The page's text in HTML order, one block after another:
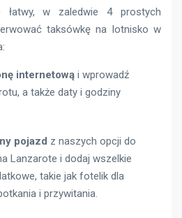
łatwy, w zaledwie 4 prostych
taksówkę na lotnisko w
internetową i wprowadź
a także daty i godziny
pojazd z naszych opcji do
Lanzarote i dodaj wszelkie
takie jak fotelik dla
i przywitania.